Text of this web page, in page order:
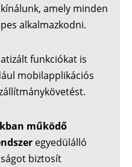
amely minden
alkalmazkodni.
funkciókat is
mobilapplikációs
működő
egyedülálló
biztosít